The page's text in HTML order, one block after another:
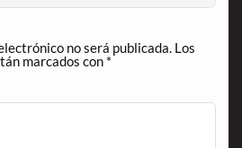
no será publicada. Los
marcados con *